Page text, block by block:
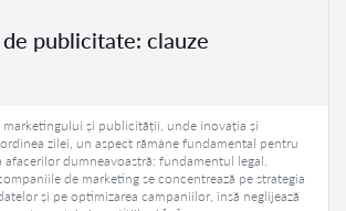
publicitate: clauze
marketingului și publicității, unde inovația și
zilei, un aspect rămâne fundamental pentru
afacerilor dumneavoastră: fundamentul legal.
de marketing se concentrează pe strategia
și pe optimizarea campaniilor, însă neglijează